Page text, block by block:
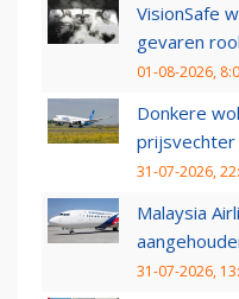
VisionSafe
gevaren
01-08-2026,
Donkere
31-07-2026,
Malaysia
31-07-2026,